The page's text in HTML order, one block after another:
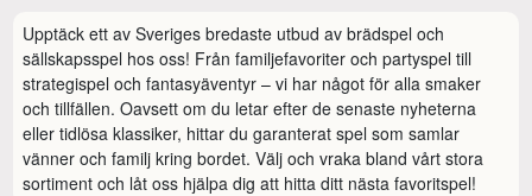
Upptäck ett av Sveriges bredaste utbud av brädspel och
sällskapsspel hos oss! Från familjefavoriter och partyspel till
strategispel och fantasyäventyr – vi har något för alla smaker
och tillfällen. Oavsett om du letar efter de senaste nyheterna
eller tidlösa klassiker, hittar du garanterat spel som samlar
vänner och familj kring bordet. Välj och vraka bland vårt stora
sortiment och låt oss hjälpa dig att hitta ditt nästa favoritspel!